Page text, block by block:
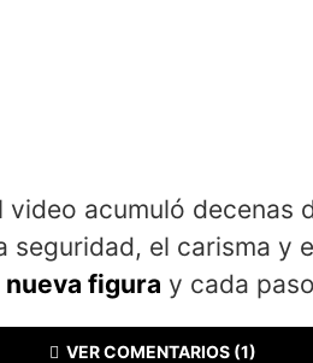
acumuló decenas
seguridad, el carisma y
nueva figura y cada
VER COMENTARIOS (1)